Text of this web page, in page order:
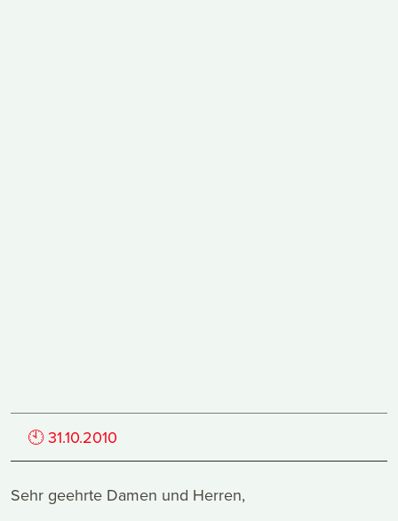
🕙31.10.2010
Sehr geehrte Damen und Herren,